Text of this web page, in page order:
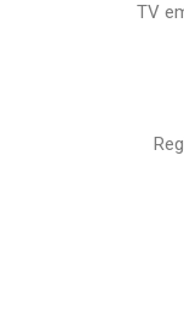
TV